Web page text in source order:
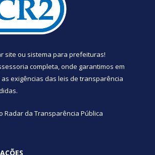
site ou sistema para prefeituras!
completa, onde garantimos em
exigências das leis de transparência
Radar da Transparência Pública